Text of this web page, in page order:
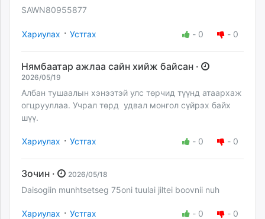
SAWN80955877
Хариулах · Устгах - 0 - 0
Нямбаатар ажлаа сайн хийж байсан ·
2026/05/19
Албан тушаалын хэнээтэй улс төрчид түүнд атаархаж
огцрууллаа. Учрал төрд удвал монгол сүйрэх байх
шүү.
Хариулах · Устгах - 0 - 0
Зочин · 2026/05/18
Daisogiin munhtsetseg 75oni tuulai jiltei boovnii nuh
Хариулах · Устгах - 0 - 0